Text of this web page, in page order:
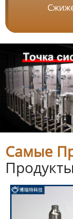
Самые
Продукты